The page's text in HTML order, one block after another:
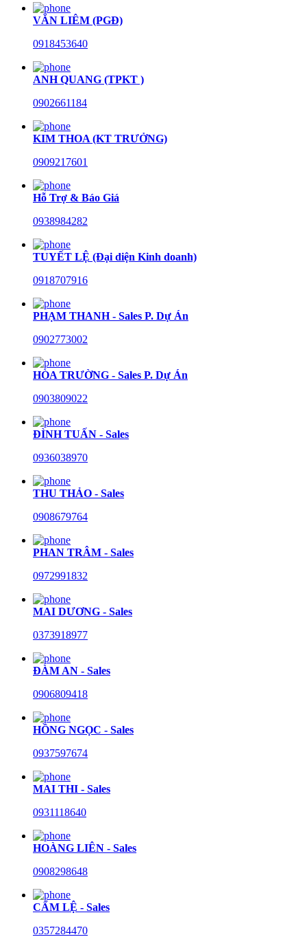
VĂN LIÊM (PGĐ)
0918453640
ANH QUANG (TPKT )
0902661184
KIM THOA (KT TRƯỞNG)
0909217601
Hỗ Trợ & Báo Giá
0938984282
TUYẾT LỆ (Đại diện Kinh doanh)
0918707916
PHẠM THANH - Sales P. Dự Án
0902773002
HÒA TRƯỜNG - Sales P. Dự Án
0903809022
ĐÌNH TUẤN - Sales
0936038970
THU THẢO - Sales
0908679764
PHAN TRÂM - Sales
0972991832
MAI DƯƠNG - Sales
0373918977
ĐÀM AN - Sales
0906809418
HỒNG NGỌC - Sales
0937597674
MAI THI - Sales
0931118640
HOÀNG LIÊN - Sales
0908298648
CẨM LỆ - Sales
0357284470